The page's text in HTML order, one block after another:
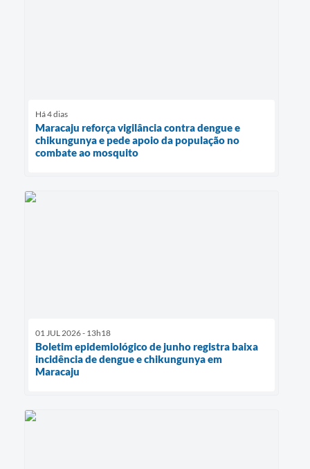
Há 4 dias
Maracaju reforça vigilância contra dengue e
chikungunya e pede apoio da população no
combate ao mosquito
01 JUL 2026 - 13h18
Boletim epidemiológico de junho registra baixa
incidência de dengue e chikungunya em
Maracaju